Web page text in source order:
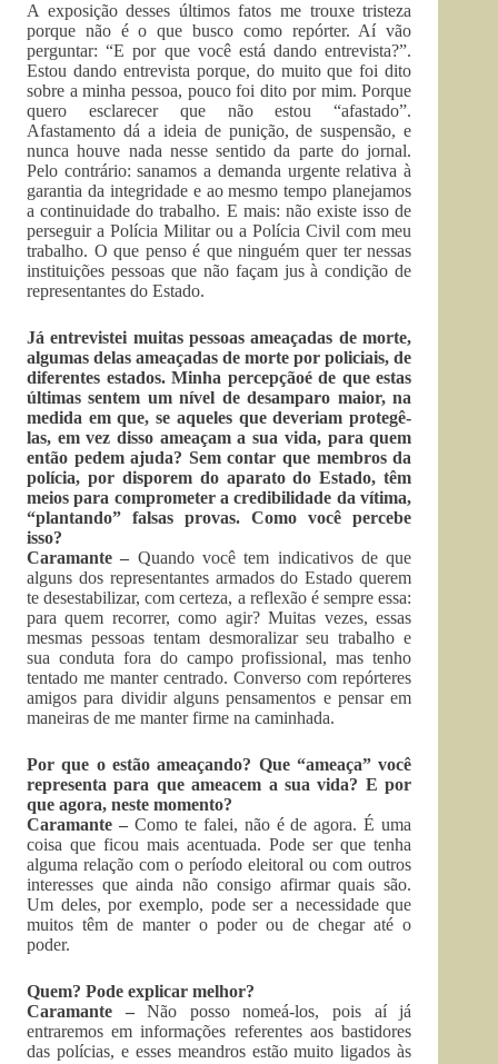
A exposição desses últimos fatos me trouxe tristeza
porque não é o que busco como repórter. Aí vão
perguntar: “E por que você está dando entrevista?”.
Estou dando entrevista porque, do muito que foi dito
sobre a minha pessoa, pouco foi dito por mim. Porque
quero esclarecer que não estou “afastado”.
Afastamento dá a ideia de punição, de suspensão, e
nunca houve nada nesse sentido da parte do jornal.
Pelo contrário: sanamos a demanda urgente relativa à
garantia da integridade e ao mesmo tempo planejamos
a continuidade do trabalho. E mais: não existe isso de
perseguir a Polícia Militar ou a Polícia Civil com meu
trabalho. O que penso é que ninguém quer ter nessas
instituições pessoas que não façam jus à condição de
representantes do Estado.
Já entrevistei muitas pessoas ameaçadas de morte,
algumas delas ameaçadas de morte por policiais, de
diferentes estados. Minha percepçãoé de que estas
últimas sentem um nível de desamparo maior, na
medida em que, se aqueles que deveriam protegê-
las, em vez disso ameaçam a sua vida, para quem
então pedem ajuda? Sem contar que membros da
polícia, por disporem do aparato do Estado, têm
meios para comprometer a credibilidade da vítima,
“plantando” falsas provas. Como você percebe
isso?
Caramante – Quando você tem indicativos de que
alguns dos representantes armados do Estado querem
te desestabilizar, com certeza, a reflexão é sempre essa:
para quem recorrer, como agir? Muitas vezes, essas
mesmas pessoas tentam desmoralizar seu trabalho e
sua conduta fora do campo profissional, mas tenho
tentado me manter centrado. Converso com repórteres
amigos para dividir alguns pensamentos e pensar em
maneiras de me manter firme na caminhada.
Por que o estão ameaçando? Que “ameaça” você
representa para que ameacem a sua vida? E por
que agora, neste momento?
Caramante – Como te falei, não é de agora. É uma
coisa que ficou mais acentuada. Pode ser que tenha
alguma relação com o período eleitoral ou com outros
interesses que ainda não consigo afirmar quais são.
Um deles, por exemplo, pode ser a necessidade que
muitos têm de manter o poder ou de chegar até o
poder.
Quem? Pode explicar melhor?
Caramante –Não posso nomeá-los, pois aí já
entraremos em informações referentes aos bastidores
das polícias, e esses meandros estão muito ligados às